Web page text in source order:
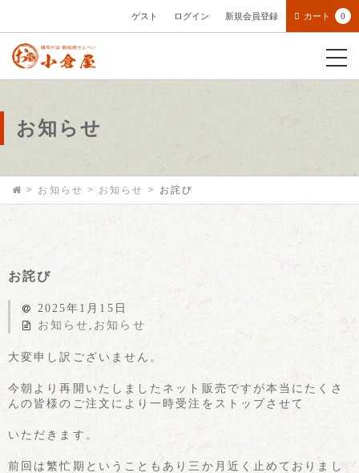
ゲスト ログイン 新規会員登録 カート 0
お知らせ
> お知らせ > お知らせ > お詫び
お詫び
2025年1月15日
お知らせ お知らせ
大変申し訳ございません。
今朝より再開いたしましたネット販売ですが本当にたくさ
んの皆様のご注文により一時受注をストップさせて
いただきます。
前回は繁忙期ということもあり三か月近く止めておりまし